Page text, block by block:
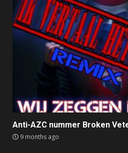
Anti-AZC nummer Broken
9 months ago